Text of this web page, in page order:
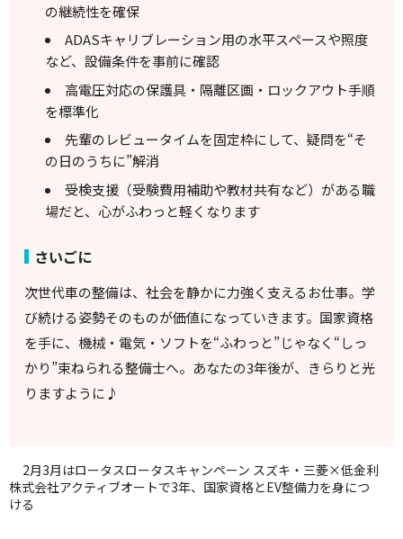
の継続性を確保
ADASキャリブレーション用の水平スペースや照度
など、設備条件を事前に確認
高電圧対応の保護具・隔離区画・ロックアウト手順
を標準化
先輩のレビュータイムを固定枠にして、疑問を“そ
の日のうちに”解消
受検支援（受験費用補助や教材共有など）がある職
場だと、心がふわっと軽くなります
さいごに
次世代車の整備は、社会を静かに力強く支えるお仕事。学
び続ける姿勢そのものが価値になっていきます。国家資格
を手に、機械・電気・ソフトを“ふわっと”じゃなく“しっ
かり”束ねられる整備士へ。あなたの3年後が、きらりと光
りますように♪
2月3月はロータスロータスキャンペーン スズキ・三菱×低金利
株式会社アクティブオートで3年、国家資格とEV整備力を身につ
ける